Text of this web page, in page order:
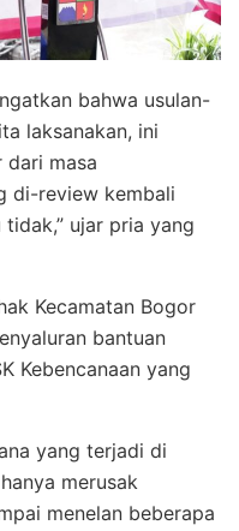
bahwa usulan-
laksanakan, ini
dari masa
di-review kembali
ujar pria yang
Kecamatan Bogor
bantuan
Kebencanaan yang
yang terjadi di
merusak
menelan beberapa